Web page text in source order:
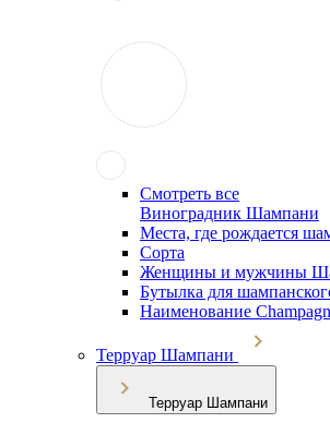
Смотреть все
Виноградник Шампани
Места, где рождается
Сорта
Женщины и мужчины
Бутылка для
Наименование
Терруар Шампани
Терруар Шампани